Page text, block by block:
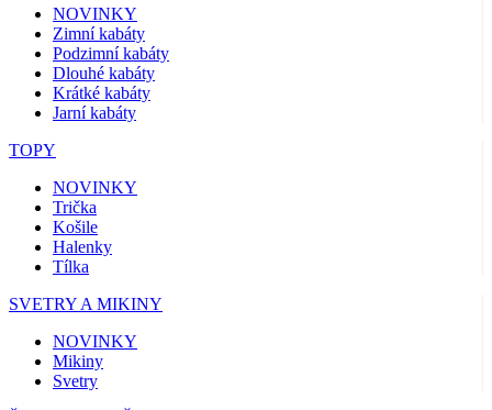
NOVINKY
Zimní kabáty
Podzimní kabáty
Dlouhé kabáty
Krátké kabáty
Jarní kabáty
TOPY
NOVINKY
Trička
Košile
Halenky
Tílka
SVETRY A MIKINY
NOVINKY
Mikiny
Svetry